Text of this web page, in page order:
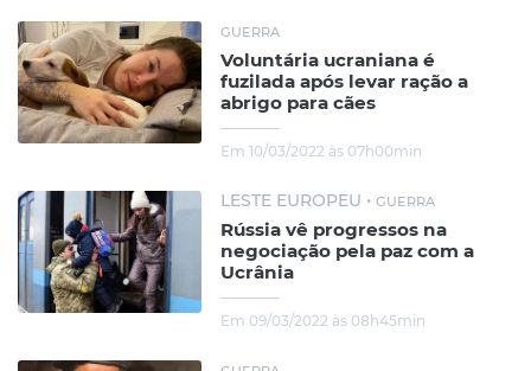
GUERRA
Voluntária ucraniana é
fuzilada após levar ração a
abrigo para cães
Em 10/03/2022 às 07h00min
LESTE EUROPEU • GUERRA
Rússia vê progressos na
negociação pela paz com a
Ucrânia
Em 09/03/2022 às 08h45min